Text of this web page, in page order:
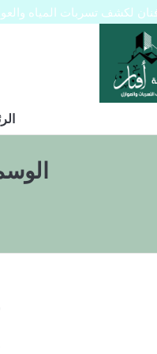
لكشف تسربات المياه والعوازل